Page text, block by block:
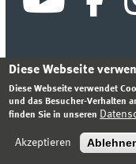
INDEX SITEMAP
DATENSCHUTZHINWEIS
Diese Webseite
Diese Webseite verwendet
und das Besucher-Verhalten
finden Sie in unseren
Akzeptieren